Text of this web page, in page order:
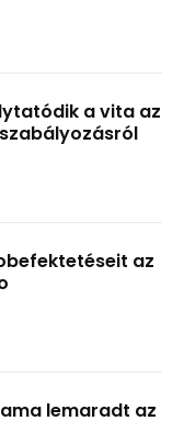
a vita az
az
lemaradt az